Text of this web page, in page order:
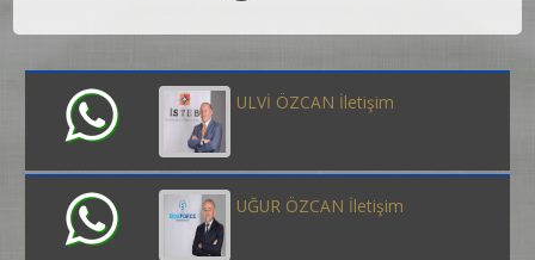
ULVİ ÖZCAN İletişim
UĞUR ÖZCAN İletişim